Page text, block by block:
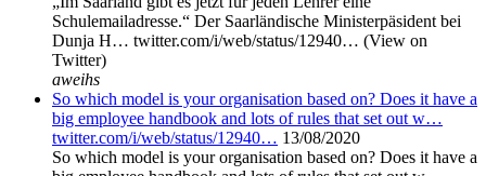
Schulemailadresse.“ Der Saarländische Ministerpäsident bei
Dunja H… twitter.com/i/web/status/12940… (View on
Twitter)
aweihs
So which model is your organisation based on? Does it have a
big employee handbook and lots of rules that set out w…
twitter.com/i/web/status/12940… 13/08/2020
So which model is your organisation based on? Does it have a